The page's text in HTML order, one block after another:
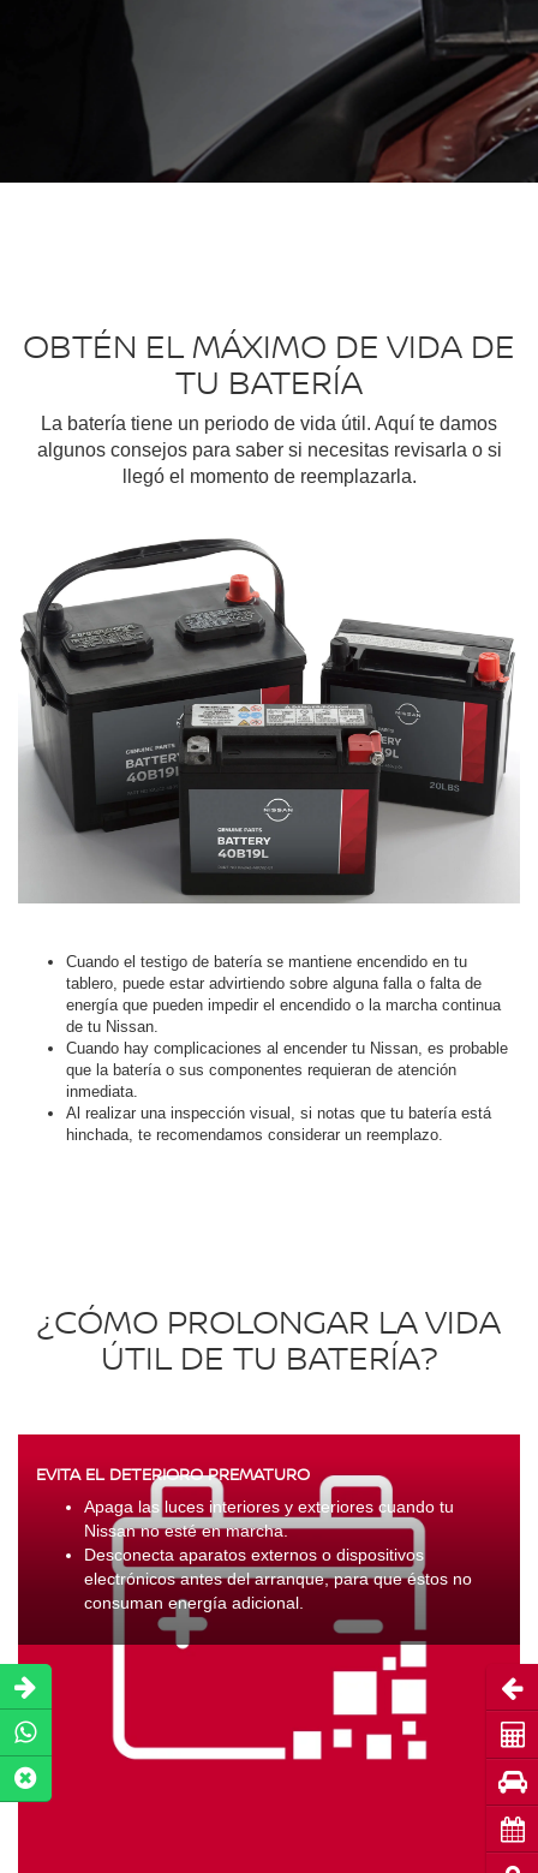
OBTÉN EL MÁXIMO DE VIDA DE
TU BATERÍA
La batería tiene un periodo de vida útil. Aquí te damos
algunos consejos para saber si necesitas revisarla o si
llegó el momento de reemplazarla.
Cuando el testigo de batería se mantiene encendido en tu
tablero, puede estar advirtiendo sobre alguna falla o falta de
energía que pueden impedir el encendido o la marcha continua
de tu Nissan.
Cuando hay complicaciones al encender tu Nissan, es probable
que la batería o sus componentes requieran de atención
inmediata.
Al realizar una inspección visual, si notas que tu batería está
hinchada, te recomendamos considerar un reemplazo.
¿CÓMO PROLONGAR LA VIDA
ÚTIL DE TU BATERÍA?
EVITA EL DETERIORO PREMATURO
Apaga las luces interiores y exteriores cuando tu
Nissan no esté en marcha.
Desconecta aparatos externos o dispositivos
electrónicos antes del arranque, para que éstos no
consuman energía adicional.